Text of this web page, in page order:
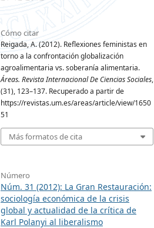
Cómo citar
Reigada, A. (2012). Reflexiones feministas en
torno a la confrontación globalización
agroalimentaria vs. soberanía alimentaria.
Áreas. Revista Internacional De Ciencias Sociales,
(31), 123–137. Recuperado a partir de
https://revistas.um.es/areas/article/view/1650
51
Más formatos de cita
Número
Núm. 31 (2012): La Gran Restauración:
sociología económica de la crisis
global y actualidad de la crítica de
Karl Polanyi al liberalismo